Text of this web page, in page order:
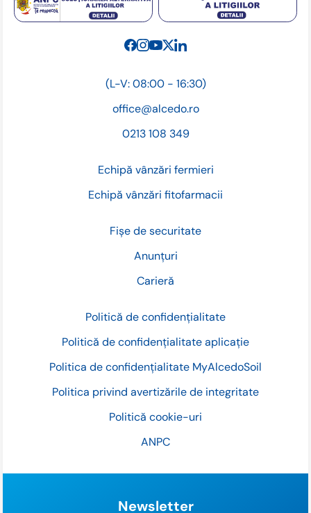
Fișe de securitate
Anunțuri
Carieră
Politică de confidențialitate
Politică de confidențialitate aplicație
Politica de confidențialitate MyAlcedoSoil
Politica privind avertizările de integritate
Politică cookie-uri
ANPC
(L-V: 08:00 - 16:30)
office@alcedo.ro
0213 108 349
Echipă vânzări fermieri
Echipă vânzări fitofarmacii
Newsletter